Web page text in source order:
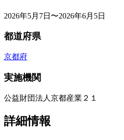
2026年5月7日〜2026年6月5日
都道府県
京都府
実施機関
公益財団法人京都産業２１
詳細情報